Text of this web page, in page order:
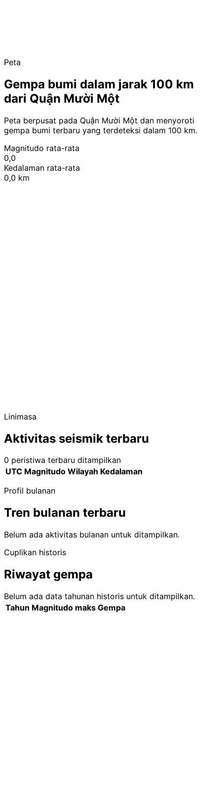
Peta
Gempa bumi dalam jarak 100 km
dari Quận Mười Một
Peta berpusat pada Quận Mười Một dan menyoroti
gempa bumi terbaru yang terdeteksi dalam 100 km.
Magnitudo rata-rata
0,0
Kedalaman rata-rata
0,0 km
Linimasa
Aktivitas seismik terbaru
0 peristiwa terbaru ditampilkan
UTC Magnitudo Wilayah Kedalaman
Profil bulanan
Tren bulanan terbaru
Belum ada aktivitas bulanan untuk ditampilkan.
Cuplikan historis
Riwayat gempa
Belum ada data tahunan historis untuk ditampilkan.
Tahun Magnitudo maks Gempa